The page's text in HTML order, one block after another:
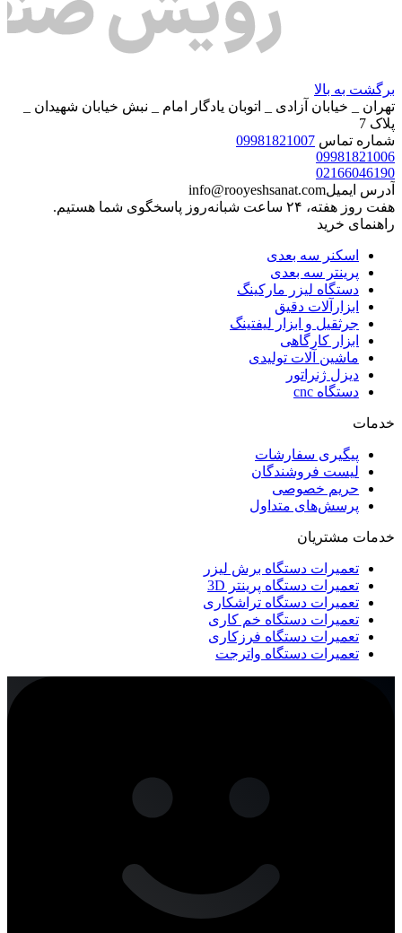
برگشت به بالا
تهران _ خیابان آزادی _ اتوبان یادگار امام _ نبش خیابان شهیدان _
پلاک 7
شماره تماس 09981821007
09981821006
02166046190
آدرس ایمیلinfo@rooyeshsanat.com
هفت روز هفته، ۲۴ ساعت شبانه‌روز پاسخگوی شما هستیم.
راهنمای خرید
اسکنر سه بعدی
پرینتر سه بعدی
دستگاه لیزر مارکینگ
ابزارآلات دقیق
جرثقیل و ابزار لیفتینگ
ابزار کارگاهی
ماشین آلات تولیدی
دیزل ژنراتور
دستگاه cnc
خدمات
پیگیری سفارشات
لیست فروشندگان
حریم خصوصی
پرسش‌های متداول
خدمات مشتریان
تعمیرات دستگاه برش لیزر
تعمیرات دستگاه پرینتر 3D
تعمیرات دستگاه تراشکاری
تعمیرات دستگاه خم کاری
تعمیرات دستگاه فرزکاری
تعمیرات دستگاه واترجت